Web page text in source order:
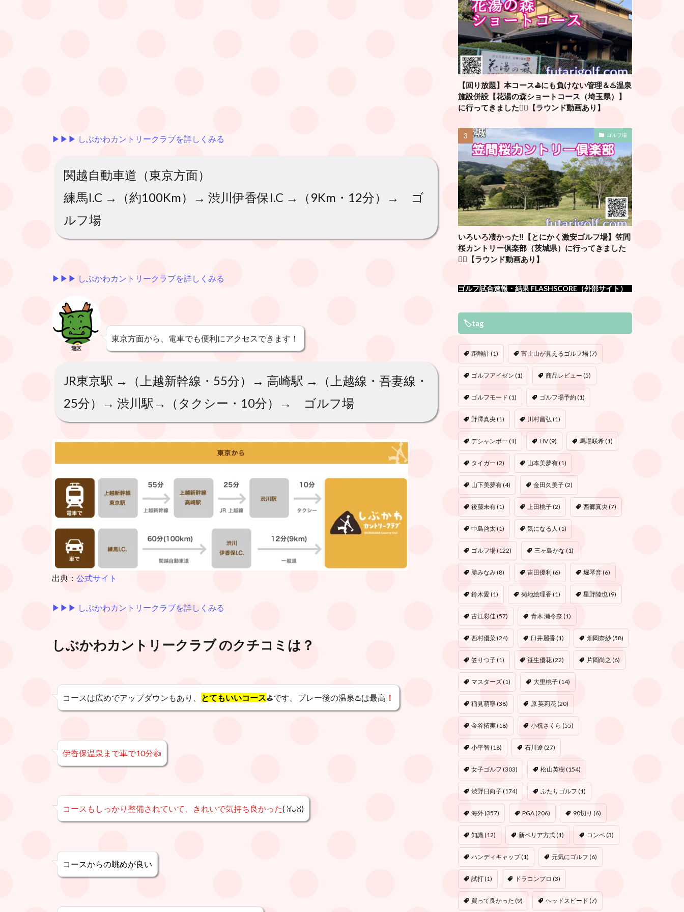
▶︎▶︎▶︎ しぶかわカントリークラブを詳しくみる
関越自動車道（東京方面）
練馬I.C →（約100Km）→ 渋川伊香保I.C →（9Km・12分）→ ゴ
ルフ場
▶︎▶︎▶︎ しぶかわカントリークラブを詳しくみる
龍区
東京方面から、電車でも便利にアクセスできます！
JR東京駅 →（上越新幹線・55分）→ 高崎駅 →（上越線・吾妻線・
25分）→ 渋川駅→（タクシー・10分）→ ゴルフ場
出典： 公式サイト
▶︎▶︎▶︎ しぶかわカントリークラブを詳しくみる
しぶかわカントリークラブのクチコミは？
コースは広めでアップダウンもあり、 とてもいいコース⛳️です。プレー後の温泉♨️は最高 ！
伊香保温泉まで車で10分👍
コースもしっかり整備されていて、きれいで気持ち良かった( ꈍᴗꈍ)
コースからの眺めが良い
【回り放題】本コース⛳️にも負けない管理＆♨️温泉
施設併設【花湯の森ショートコース（埼玉県）】
に行ってきました🏌️‍♂️【ラウンド動画あり】
ゴルフ場
いろいろ凄かった‼️【とにかく激安ゴルフ場】笠間
桜カントリー倶楽部（茨城県）に行ってきました
🏌️‍♂️【ラウンド動画あり】
ゴルフ試合速報・結果 FLASHSCORE（外部サイト）
🏷tag
距離計(1) 富士山が見えるゴルフ場(7)
ゴルフアイゼン (1) 商品レビュー (5)
ゴルフモード (1) ゴルフ場予約(1)
野澤真央(1) 川村昌弘(1)
デシャンボー (1) LIV(9) 馬場咲希(1)
タイガー (2) 山本美夢有(1)
山下美夢有(4) 金田久美子(2)
後藤未有(1) 上田桃子(2) 西郷真央(7)
中島啓太(1) 気になる人 (1)
ゴルフ場(122) 三ヶ島かな (1)
勝みなみ(8) 吉田優利 (6) 堀琴音(6)
鈴木愛(1) 菊地絵理香(1) 星野陸也(9)
古江彩佳(57) 青木 瀬令奈(1)
西村優菜(24) 臼井麗香(1) 畑岡奈紗(58)
笠りつ子(1) 笹生優花(22) 片岡尚之 (6)
マスターズ(1) 大里桃子(14)
稲見萌寧(38) 原 英莉花(20)
金谷拓実(18) 小祝さくら (55)
小平智(18) 石川遼 (27)
女子ゴルフ (303) 松山英樹(154)
渋野日向子(174) ふたりゴルフ (1)
海外(357) PGA(206) 90切り (6)
知識(12) 新ペリア方式(1) コンペ(3)
ハンディキャップ(1) 元気にゴルフ (6)
試打(1) ドラコンプロ (3)
買って良かった (9) ヘッドスピード (7)